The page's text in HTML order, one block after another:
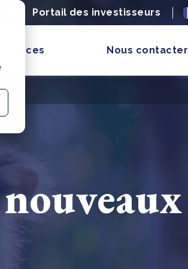
Portail des investisseurs
Nous contacter